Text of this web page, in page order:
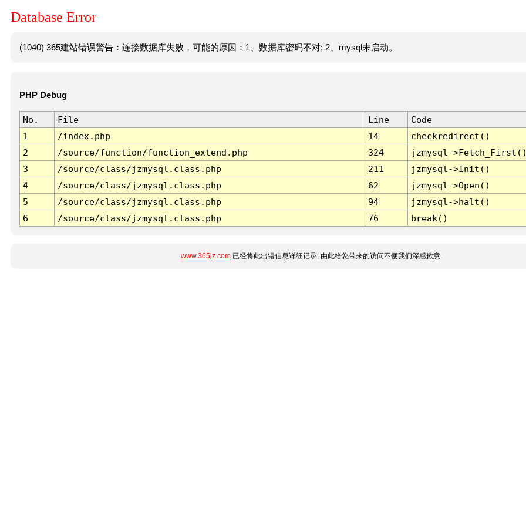
Database Error
(1040) 365建站错误警告：连接数据库失败，可能的原因：1、数据库密码不对; 2、mysql未启动。
PHP Debug
No. File Line
Code
1
/index.php 14
checkredirect()
2
/source/function/function_extend.php 324
jzmysql-
3
/source/class/jzmysql.class.php 211
jzmysql->Init()
4
/source/class/jzmysql.class.php 62
jzmysql->Open()
5
/source/class/jzmysql.class.php 94
jzmysql->halt()
6
/source/class/jzmysql.class.php 76 break()
www.365jz.com已经将此出错信息详细记录, 由此给您带来的访问不便我们深感歉意.